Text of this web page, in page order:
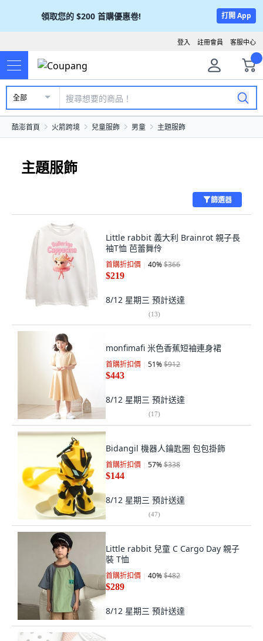
領取您的 $200 首購優惠卷! 打開 App
客服中心
註冊會員
登入
全部
酷澎首頁 火箭跨境 兒童服飾 男童 主題服飾
主題服飾
篩選器
Little rabbit 義大利 Brainrot 親子長
袖T恤 芭蕾舞伶
首購折扣價 40%$366
$219
8/12 星期三 預計送達
(13)
monfimafi 米色香蕉短袖連身裙
首購折扣價 51%$912
$443
8/12 星期三 預計送達
(17)
Bidangil 機器人鑰匙圈 包包掛飾
首購折扣價 57%$338
$144
8/12 星期三 預計送達
(47)
Little rabbit 兒童 C Cargo Day 親子
裝 T恤
首購折扣價 40%$482
$289
8/12 星期三 預計送達